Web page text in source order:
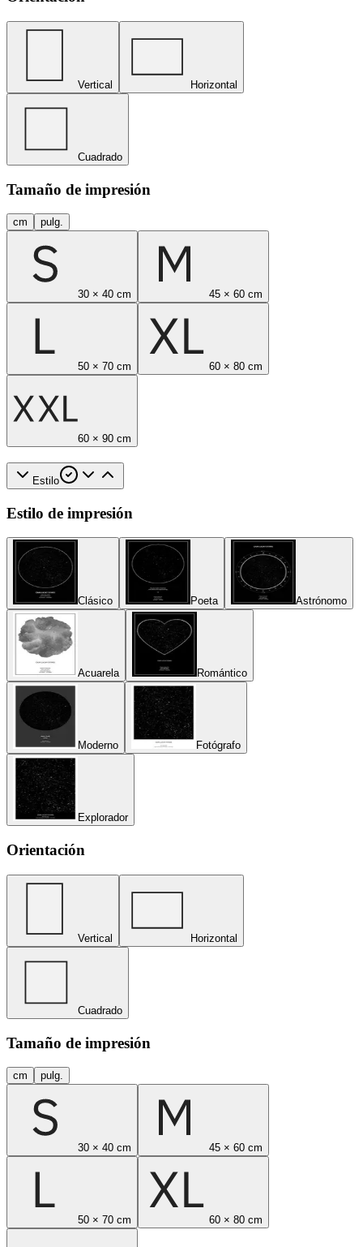
Vertical Horizontal
Cuadrado
Tamaño de impresión
cm pulg.
30 × 40 cm 45 × 60 cm
50 × 70 cm 60 × 80 cm
60 × 90 cm
Estilo
Estilo de impresión
Clásico Poeta Astrónomo
Acuarela Romántico
Moderno Fotógrafo
Explorador
Orientación
Vertical Horizontal
Cuadrado
Tamaño de impresión
cm pulg.
30 × 40 cm 45 × 60 cm
50 × 70 cm 60 × 80 cm